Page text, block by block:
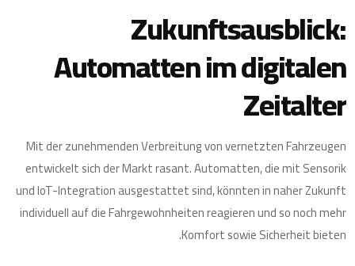
Zukunftsausblick:
Automatten im digitalen
Zeitalter
Mit der zunehmenden Verbreitung von vernetzten Fahrzeugen
entwickelt sich der Markt rasant. Automatten, die mit Sensorik
und IoT-Integration ausgestattet sind, könnten in naher Zukunft
individuell auf die Fahrgewohnheiten reagieren und so noch mehr
Komfort sowie Sicherheit bieten.